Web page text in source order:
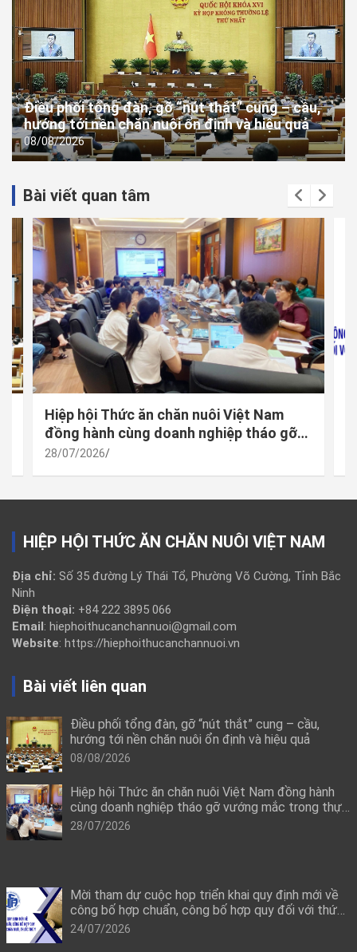
Điều phối tổng đàn, gỡ “nút thắt” cung – cầu,
hướng tới nền chăn nuôi ổn định và hiệu quả
08/08/2026
Bài viết quan tâm
Hiệp hội Thức ăn chăn nuôi Việt Nam
đồng hành cùng doanh nghiệp tháo gỡ
vướng mắc trong thực thi quy định mới
28/07/2026
HIỆP HỘI THỨC ĂN CHĂN NUÔI VIỆT NAM
Địa chỉ: Số 35 đường Lý Thái Tổ, Phường Võ Cường, Tỉnh Bắc
Ninh
Điện thoại: +84 222 3895 066
Email: hiephoithucanchannuoi@gmail.com
Website: https://hiephoithucanchannuoi.vn
Bài viết liên quan
Điều phối tổng đàn, gỡ “nút thắt” cung – cầu,
hướng tới nền chăn nuôi ổn định và hiệu quả
08/08/2026
Hiệp hội Thức ăn chăn nuôi Việt Nam đồng hành
cùng doanh nghiệp tháo gỡ vướng mắc trong thực
thi quy định mới về công bố hợp quy
28/07/2026
Mời tham dự cuộc họp triển khai quy định mới về
công bố hợp chuẩn, công bố hợp quy đối với thức
ăn chăn nuôi, thuốc thú y
24/07/2026